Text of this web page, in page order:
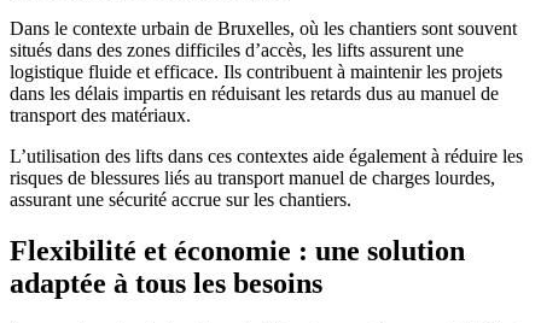
Dans le contexte urbain de Bruxelles, où les chantiers sont souvent
situés dans des zones difficiles d’accès, les lifts assurent une
logistique fluide et efficace. Ils contribuent à maintenir les projets
dans les délais impartis en réduisant les retards dus au manuel de
transport des matériaux.
L’utilisation des lifts dans ces contextes aide également à réduire les
risques de blessures liés au transport manuel de charges lourdes,
assurant une sécurité accrue sur les chantiers.
Flexibilité et économie : une solution
adaptée à tous les besoins